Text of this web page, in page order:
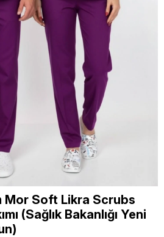
Mor Soft Likra Scrubs
(Sağlık Bakanlığı Yeni